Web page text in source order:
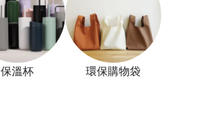
保溫杯 環保購物袋